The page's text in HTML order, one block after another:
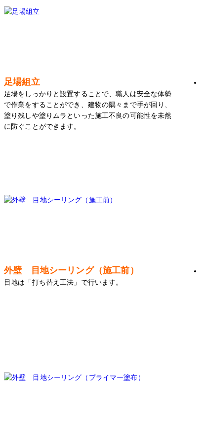
足場組立
足場をしっかりと設置することで、職人は安全な体勢
で作業をすることができ、建物の隅々まで手が回り、
塗り残しや塗りムラといった施工不良の可能性を未然
に防ぐことができます。
外壁 目地シーリング（施工前）
目地は「打ち替え工法」で行います。